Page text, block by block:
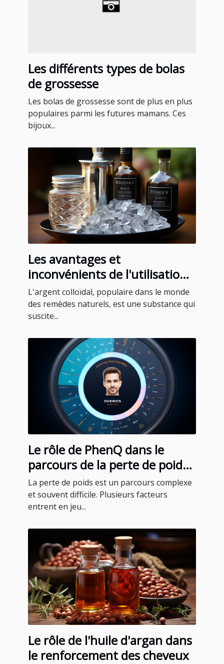
Les différents types de bolas
de grossesse
Les bolas de grossesse sont de plus en plus
populaires parmi les futures mamans. Ces
bijoux...
Les avantages et
inconvénients de l'utilisation
de l'argent colloïdal
L'argent colloïdal, populaire dans le monde
des remèdes naturels, est une substance qui
suscite...
Le rôle de PhenQ dans le
parcours de la perte de poids :
témoignages et expériences
des utilisateurs
La perte de poids est un parcours complexe
et souvent difficile. Plusieurs facteurs
entrent en jeu...
Le rôle de l'huile d'argan dans
le renforcement des cheveux